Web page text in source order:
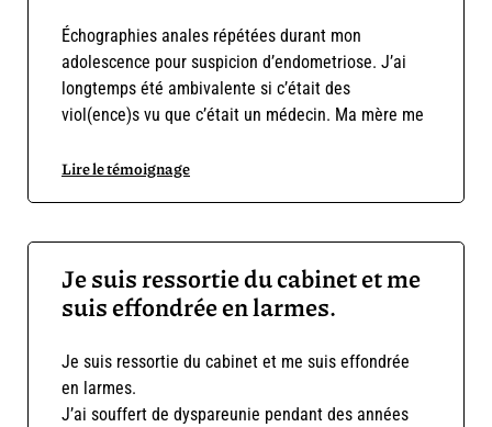
Échographies anales répétées durant mon
adolescence pour suspicion d’endometriose. J’ai
longtemps été ambivalente si c’était des
viol(ence)s vu que c’était un médecin. Ma mère me
Lire le témoignage
Je suis ressortie du cabinet et me
suis effondrée en larmes.
Je suis ressortie du cabinet et me suis effondrée
en larmes.
J’ai souffert de dyspareunie pendant des années